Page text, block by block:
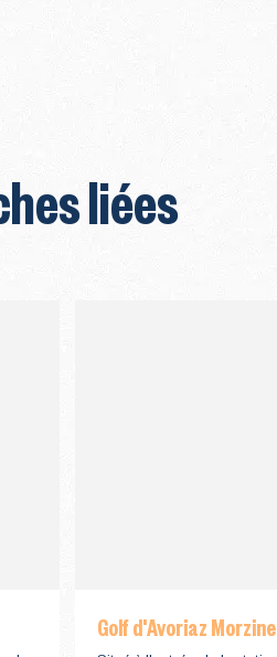
liées
Golf d'Avoriaz Morzine